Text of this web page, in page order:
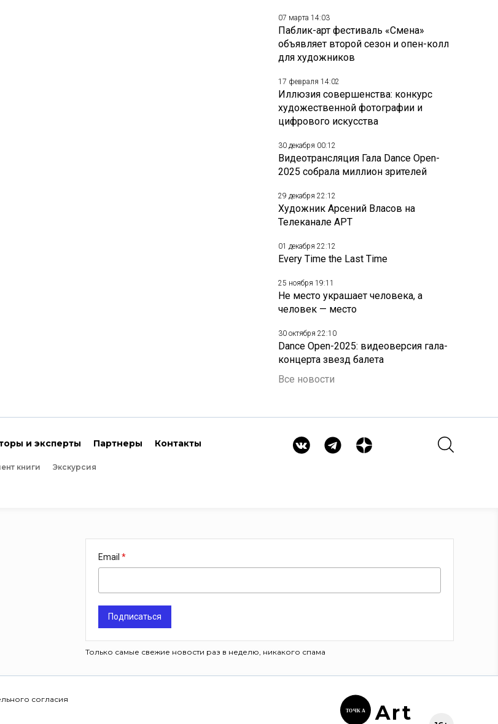
07 марта 14:03
Паблик-арт фестиваль «Смена»
объявляет второй сезон и опен-колл
для художников
17 февраля 14:02
Иллюзия совершенства: конкурс
художественной фотографии и
цифрового искусства
30 декабря 00:12
Видеотрансляция Гала Dance Open-
2025 собрала миллион зрителей
29 декабря 22:12
Художник Арсений Власов на
Телеканале АРТ
01 декабря 22:12
Every Time the Last Time
25 ноября 19:11
Не место украшает человека, а
человек — место
30 октября 22:10
Dance Open-2025: видеоверсия гала-
концерта звезд балета
Все новости
и эксперты Партнеры Контакты
книги Экскурсия
Email
Подписаться
Только самые свежие новости раз в неделю, никакого спама
согласия
ТОЧК А Art